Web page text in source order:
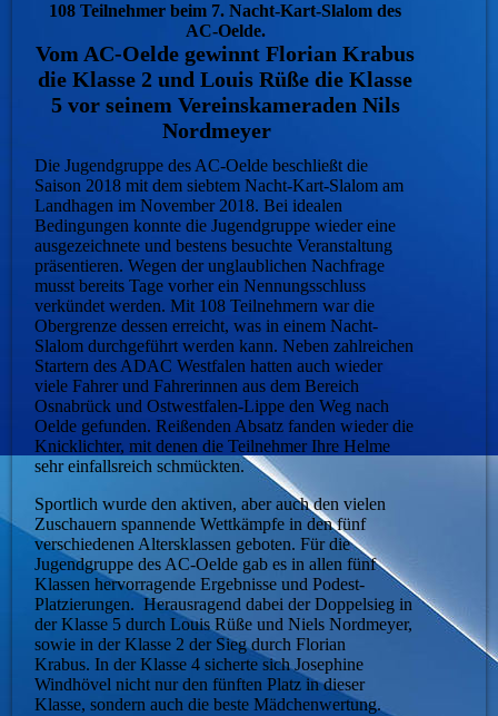
108 Teilnehmer beim 7. Nacht-Kart-Slalom des
AC-Oelde.
Vom AC-Oelde gewinnt Florian Krabus
die Klasse 2 und Louis Rüße die Klasse
5 vor seinem Vereinskameraden Nils
Nordmeyer
Die Jugendgruppe des AC-Oelde beschließt die
Saison 2018 mit dem siebtem Nacht-Kart-Slalom am
Landhagen im November 2018. Bei idealen
Bedingungen konnte die Jugendgruppe wieder eine
ausgezeichnete und bestens besuchte Veranstaltung
präsentieren. Wegen der unglaublichen Nachfrage
musst bereits Tage vorher ein Nennungsschluss
verkündet werden. Mit 108 Teilnehmern war die
Obergrenze dessen erreicht, was in einem Nacht-
Slalom durchgeführt werden kann. Neben zahlreichen
Startern des ADAC Westfalen hatten auch wieder
viele Fahrer und Fahrerinnen aus dem Bereich
Osnabrück und Ostwestfalen-Lippe den Weg nach
Oelde gefunden. Reißenden Absatz fanden wieder die
Knicklichter, mit denen die Teilnehmer Ihre Helme
sehr einfallsreich schmückten.
Sportlich wurde den aktiven, aber auch den vielen
Zuschauern spannende Wettkämpfe in den fünf
verschiedenen Altersklassen geboten. Für die
Jugendgruppe des AC-Oelde gab es in allen fünf
Klassen hervorragende Ergebnisse und Podest-
Platzierungen. Herausragend dabei der Doppelsieg in
der Klasse 5 durch Louis Rüße und Niels Nordmeyer,
sowie in der Klasse 2 der Sieg durch Florian
Krabus. In der Klasse 4 sicherte sich Josephine
Windhövel nicht nur den fünften Platz in dieser
Klasse, sondern auch die beste Mädchenwertung.